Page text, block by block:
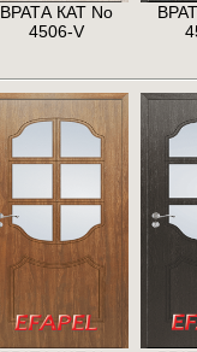
ВРАТА КАТ No
4506-V